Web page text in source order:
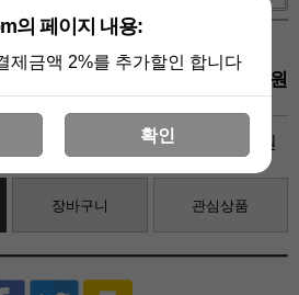
)- 셰리 화이트페더
원
총 상품 금액 원
장바구니 관심상품
의 페이지 내용:
제금액 2%를 추가할인 합니다
확인